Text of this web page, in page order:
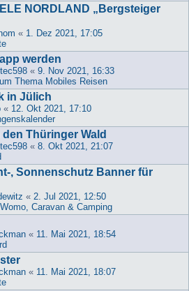
NORDLAND „Bergsteiger
« 1. Dez 2021, 17:05
werden
« 9. Nov 2021, 16:33
Thema Mobiles Reisen
in Jülich
« 12. Okt 2021, 17:10
Thüringer Wald
« 8. Okt 2021, 21:07
, Sonnenschutz Banner für
« 2. Jul 2021, 12:50
Caravan & Camping
« 11. Mai 2021, 18:54
« 11. Mai 2021, 18:07